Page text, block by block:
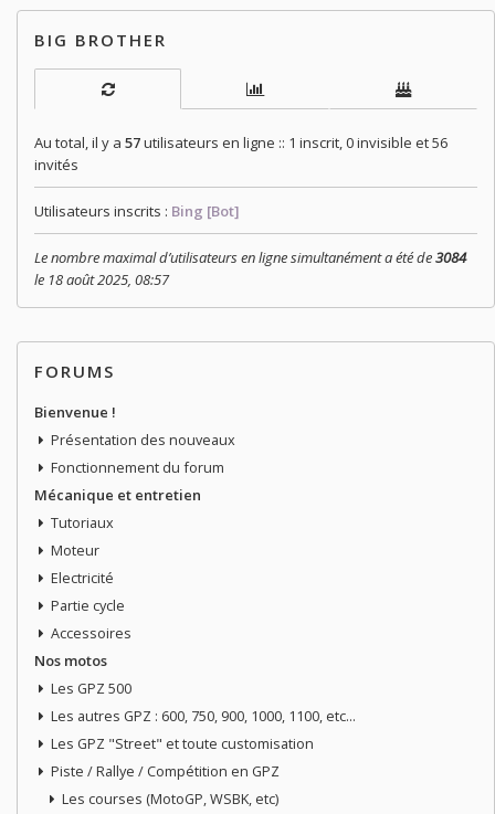
BIG BROTHER
Au total, il y a 57utilisateurs en ligne :: 1 inscrit, 0 invisible et 56
invités
Utilisateurs inscrits : Bing [Bot]
Le nombre maximal d’utilisateurs en ligne simultanément a été de3084
le 18 août 2025, 08:57
FORUMS
Bienvenue !
Présentation des nouveaux
Fonctionnement du forum
Mécanique et entretien
Tutoriaux
Moteur
Electricité
Partie cycle
Accessoires
Nos motos
Les GPZ 500
Les autres GPZ : 600, 750, 900, 1000, 1100, etc...
Les GPZ "Street" et toute customisation
Piste / Rallye / Compétition en GPZ
Les courses (MotoGP, WSBK, etc)